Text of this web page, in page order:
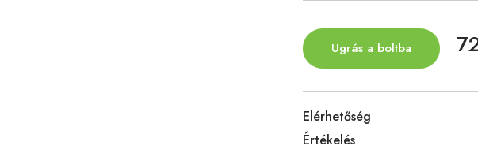
Ugrás a boltba
Elérhetőség
Értékelés